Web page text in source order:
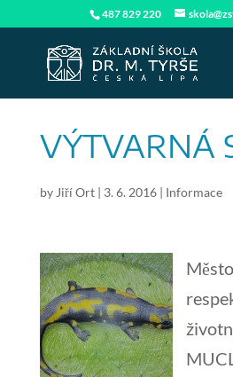
487 829 220
VÝTVARNÁ
by Jiří Ort| 3. 6. 2016| Informace